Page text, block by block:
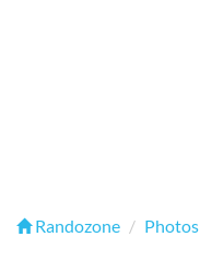
Randozone Photos